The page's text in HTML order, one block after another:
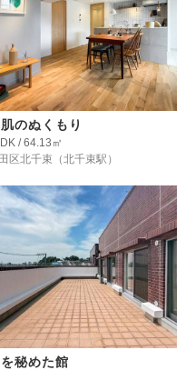
のぬくもり
/ 64.13㎡
区北千束 （北千束駅）
秘めた館